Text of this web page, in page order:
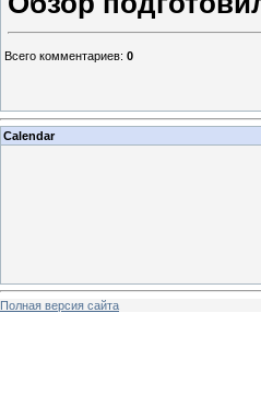
Всего комментариев: 0
Calendar
Полная версия сайта